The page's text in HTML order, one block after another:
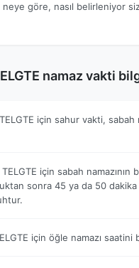
göre, nasıl belirleniyor
namaz vakti
TELGTE için sahur vakti, sabah
TELGTE için sabah namazının
sonra 45 ya da 50
için öğle namazı saatini